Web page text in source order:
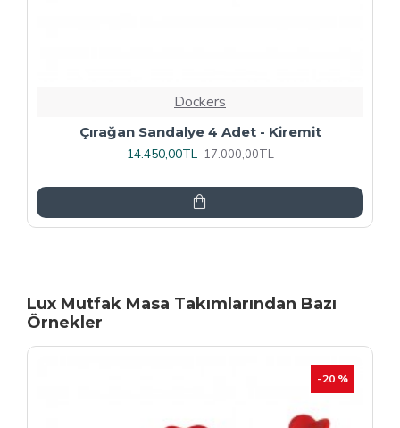
Dockers
Rozhet Sandalye (Kromnikel) (4 Adet
Fiyatıdır) - Kahve
Lux Mutfak Masa Takımlarından Bazı
Örnekler
-20 %